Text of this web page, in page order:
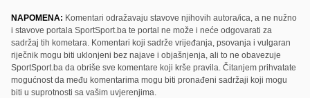
NAPOMENA: Komentari odražavaju stavove njihovih autora/ica, a ne nužno
i stavove portala SportSport.ba te portal ne može i neće odgovarati za
sadržaj tih kometara. Komentari koji sadrže vrijeđanja, psovanja i vulgaran
riječnik mogu biti uklonjeni bez najave i objašnjenja, ali to ne obavezuje
SportSport.ba da obriše sve komentare koji krše pravila. Čitanjem prihvatate
mogućnost da među komentarima mogu biti pronađeni sadržaji koji mogu
biti u suprotnosti sa vašim uvjerenjima.